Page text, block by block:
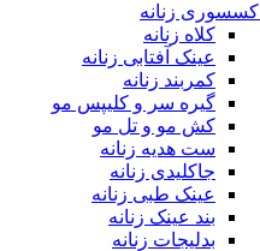
اکسسوری زنانه
کلاه زنانه
عینک آفتابی زنانه
کمربند زنانه
گیره سر و کلیپس مو
کش مو و تل مو
ست هدیه زنانه
جاکلیدی زنانه
عینک طبی زنانه
بند عینک زنانه
بدلیجات زنانه